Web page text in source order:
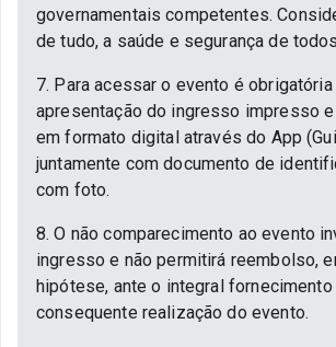
governamentais competentes.
de tudo, a saúde e segurança de
7. Para acessar o evento é obrigatória
apresentação do ingresso impresso
em formato digital através do App
juntamente com documento de
com foto.
8. O não comparecimento ao evento
ingresso e não permitirá reembolso,
hipótese, ante o integral
consequente realização do evento.